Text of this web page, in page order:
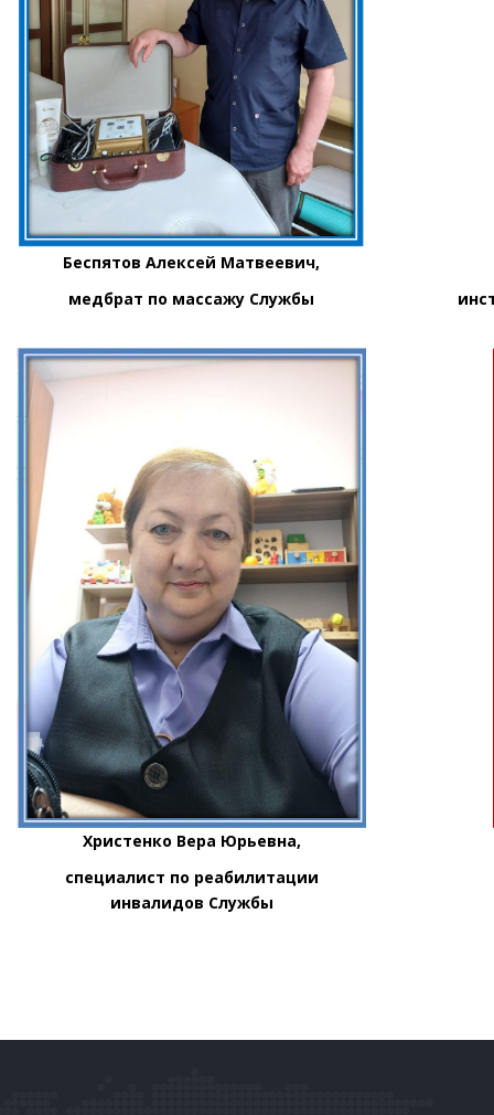
Беспятов Алексей Матвеевич,
медбрат по массажу Службы
Христенко Вера Юрьевна,
специалист по реабилитации
инвалидов Службы